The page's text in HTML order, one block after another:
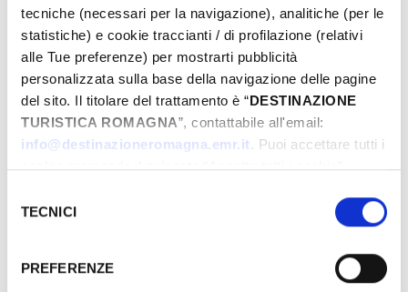
tecniche (necessari per la navigazione), analitiche (per le
statistiche) e cookie traccianti / di profilazione (relativi
alle Tue preferenze) per mostrarti pubblicità
personalizzata sulla base della navigazione delle pagine
del sito. Il titolare del trattamento è “DESTINAZIONE
TURISTICA ROMAGNA”, contattabile all'email:
info@destinazioneromagna.emr.it. Puoi accettare tutti i
cookie premendo il pulsante “Accetta tutti i cookie”,
gestire le tue preferenze facendo clic su “Personalizza”.
Qualora acconsenti a tutti i cookie i Tuoi dati potranno
attualmente non fornisce garanzie idonee per il
delTECNICI
PREFERENZE
Bis
Stadt
Typen